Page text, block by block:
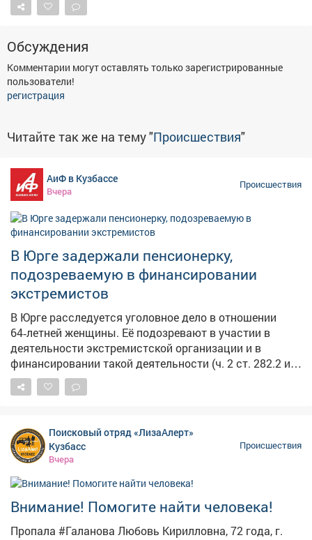
Обсуждения
Комментарии могут оставлять только зарегистрированные
пользователи!
регистрация
Читайте так же на тему "Происшествия"
АиФ в Кузбассе
Вчера
Происшествия
В Юрге задержали пенсионерку,
подозреваемую в финансировании
экстремистов
В Юрге расследуется уголовное дело в отношении
64‑летней женщины. Её подозревают в участии в
деятельности экстремистской организации и в
финансировании такой деятельности (ч. 2 ст. 282.2 и
ч. 1 ст. 282.3 УК РФ). Как установило следствие, с
ноября 2021 года по июнь 2023 года женщина
собрания общины, изучала его идеологию, а также
регулярно переводила деньги на счета одного из
организации. Сейчас следователи собирают и
закрепляют доказательства по делу. Фото:
ru.freepik.com
Поисковый отряд «ЛизаАлерт»
Кузбасс
Вчера
Происшествия
Внимание! Помогите найти человека!
Пропала #Галанова Любовь Кирилловна, 72 года, г.